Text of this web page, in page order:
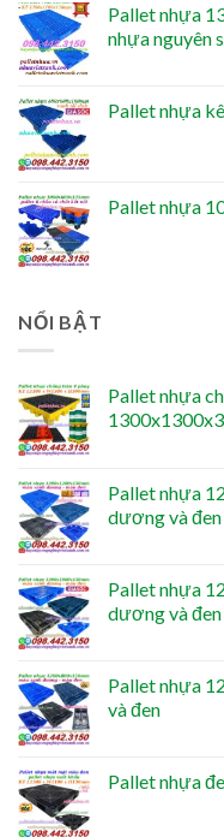
Pallet nhựa
nhựa nguyên
Pallet nhựa
Pallet nhựa
NỔI BẬT
Pallet nhựa
Pallet nhựa
dương và đen
Pallet nhựa
dương và đen
Pallet nhựa
và đen
Pallet nhựa